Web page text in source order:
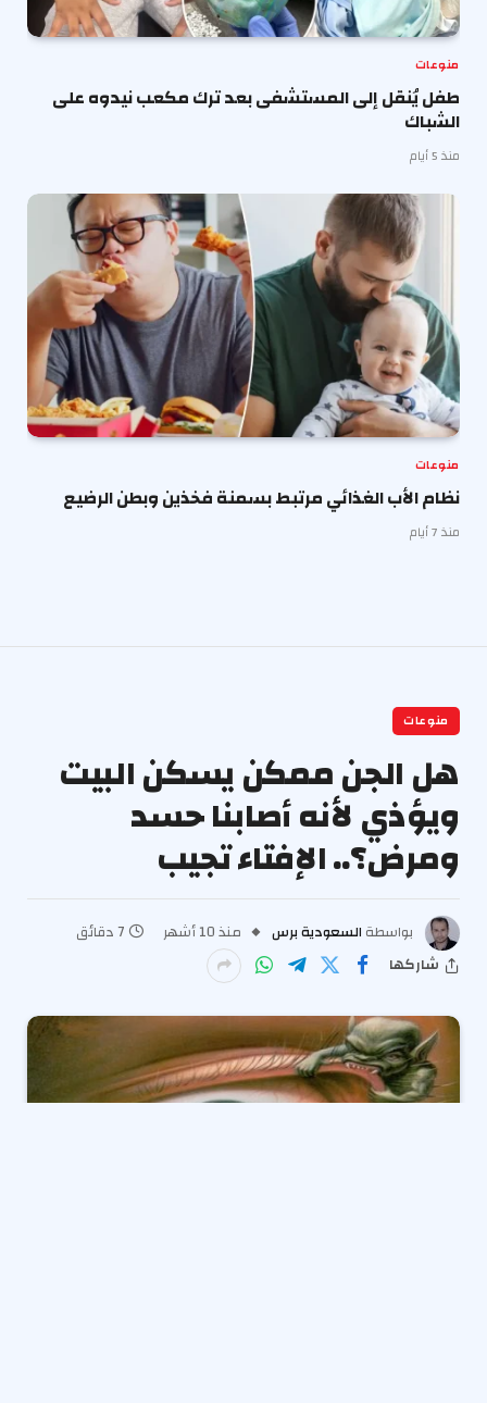
منوعات
طفل يُنقل إلى المستشفى بعد ترك مكعب نيدوه على
الشباك
منذ 5 أيام
منوعات
نظام الأب الغذائي مرتبط بسمنة فخذين وبطن الرضيع
منذ 7 أيام
منوعات
هل الجن ممكن يسكن البيت
ويؤذي لأنه أصابنا حسد
ومرض؟.. الإفتاء تجيب
بواسطة السعودية برس منذ 10 أشهر
7 دقائق
شاركها